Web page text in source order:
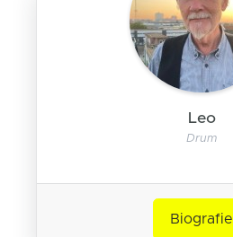
Leo
Drum
Biografie